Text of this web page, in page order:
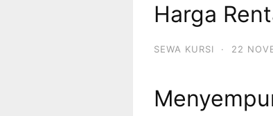
Harga
SEWA KURSI · 22